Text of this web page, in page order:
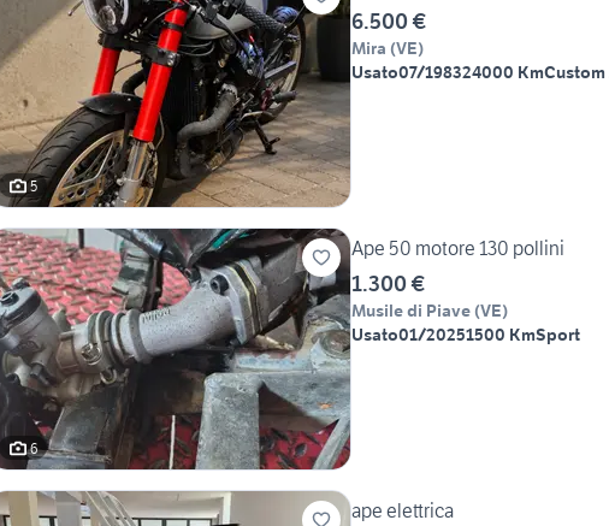
5
6.500 €
Mira (VE)
Usato07/198324000 Km
6
Ape 50 motore 130 pollini
1.300 €
Musile di Piave (VE)
Usato01/20251500 KmSport
ape elettrica